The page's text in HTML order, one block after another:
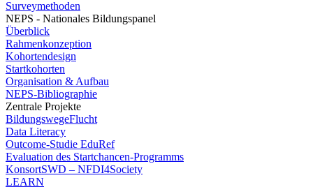
Surveymethoden
NEPS - Nationales Bildungspanel
Überblick
Rahmenkonzeption
Kohortendesign
Startkohorten
Organisation & Aufbau
NEPS-Bibliographie
Zentrale Projekte
BildungswegeFlucht
Data Literacy
Outcome-Studie EduRef
Evaluation des Startchancen-Programms
KonsortSWD – NFDI4Society
LEARN